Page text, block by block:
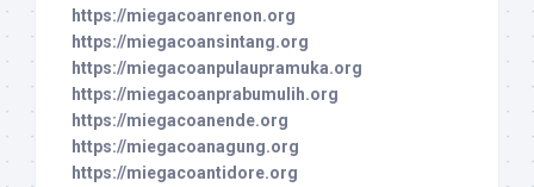
https://miegacoanrenon.org
https://miegacoansintang.org
https://miegacoanpulaupramuka.org
https://miegacoanprabumulih.org
https://miegacoanende.org
https://miegacoanagung.org
https://miegacoantidore.org